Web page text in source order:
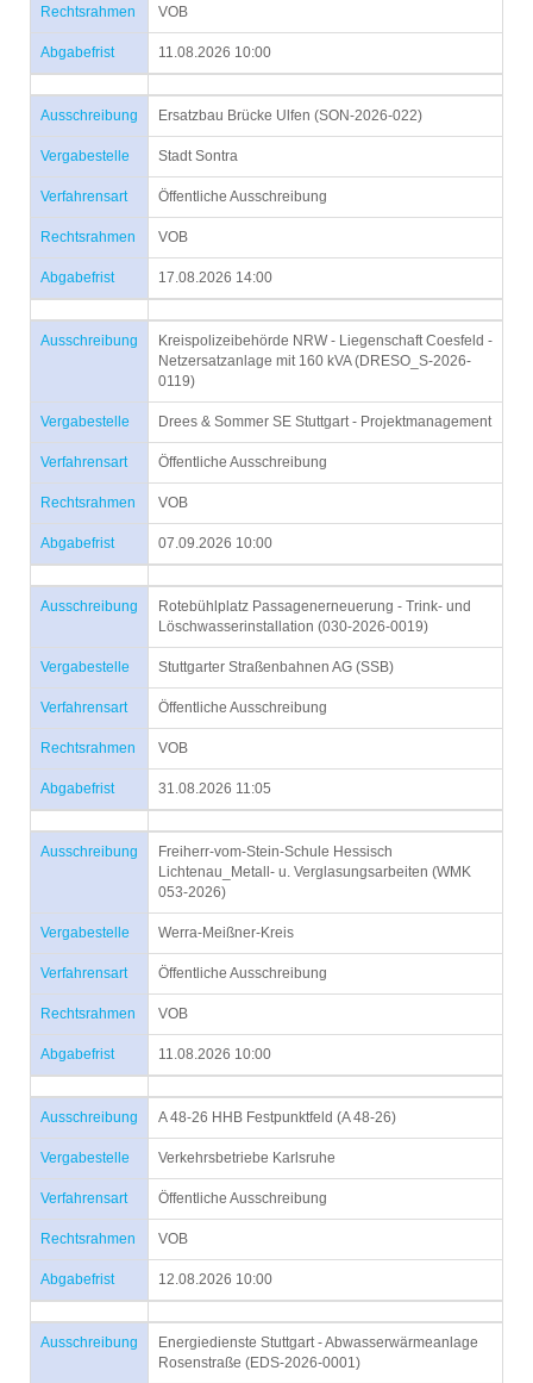
Rechtsrahmen VOB
Abgabefrist 11.08.2026 10:00
Ausschreibung Ersatzbau Brücke Ulfen (SON-2026-022)
Vergabestelle Stadt Sontra
Verfahrensart Öffentliche Ausschreibung
Rechtsrahmen VOB
Abgabefrist 17.08.2026 14:00
Ausschreibung
Kreispolizeibehörde NRW - Liegenschaft Coesfeld -
Netzersatzanlage mit 160 kVA (DRESO_S-2026-
0119)
Vergabestelle Drees & Sommer SE Stuttgart - Projektmanagement
Verfahrensart Öffentliche Ausschreibung
Rechtsrahmen VOB
Abgabefrist 07.09.2026 10:00
Ausschreibung
Rotebühlplatz Passagenerneuerung - Trink- und
Löschwasserinstallation (030-2026-0019)
Vergabestelle Stuttgarter Straßenbahnen AG (SSB)
Verfahrensart Öffentliche Ausschreibung
Rechtsrahmen VOB
Abgabefrist 31.08.2026 11:05
Ausschreibung
Freiherr-vom-Stein-Schule Hessisch
Lichtenau_Metall- u. Verglasungsarbeiten (WMK
053-2026)
Vergabestelle Werra-Meißner-Kreis
Verfahrensart Öffentliche Ausschreibung
Rechtsrahmen VOB
Abgabefrist 11.08.2026 10:00
Ausschreibung A 48-26 HHB Festpunktfeld (A 48-26)
Vergabestelle Verkehrsbetriebe Karlsruhe
Verfahrensart Öffentliche Ausschreibung
Rechtsrahmen VOB
Abgabefrist 12.08.2026 10:00
Ausschreibung
Energiedienste Stuttgart - Abwasserwärmeanlage
Rosenstraße (EDS-2026-0001)